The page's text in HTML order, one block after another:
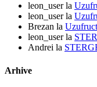
leon_userla
leon_userla
Brezan la
leon_userla
Andrei la
Arhive